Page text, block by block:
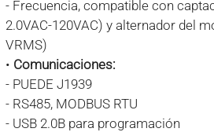
- Frecuencia, compatible con
2.0VAC-120VAC) y alternador del
VRMS)
• Comunicaciones:
- PUEDE J1939
- RS485, MODBUS RTU
- USB 2.0B para programación